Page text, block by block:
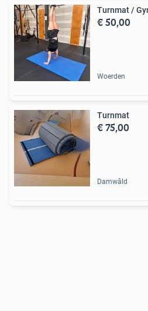
Turnmat /
€ 50,00
Woerden
Turnmat
€ 75,00
Damwâld